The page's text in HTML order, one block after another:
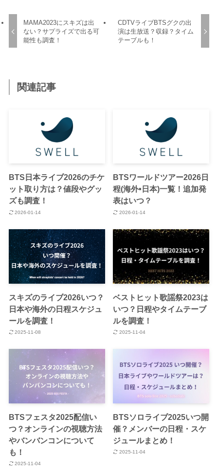
MAMA2023にスキズは出
ない？サプライズで出る可
能性も調査！
CDTVライブBTSグクの出
演は生放送？収録？タイム
テーブルも！
関連記事
BTS日本ライブ2026のチケ
ット取り方は？値段やグッ
ズも調査！
2026-01-14
BTSワールドツアー2026日
程(海外•日本)一覧！追加発
表はいつ？
2026-01-14
スキズのライブ2026いつ？
日本や海外の日程スケジュ
ールを調査！
2025-11-08
ベストヒット歌謡祭2023は
いつ？日程やタイムテーブ
ルを調査！
2025-11-04
BTSフェスタ2025配信い
つ？オンラインの視聴方法
やバンバンコンについて
も！
2025-11-04
BTSソロライブ2025いつ開
催？メンバーの日程・スケ
ジュールまとめ！
2025-11-04